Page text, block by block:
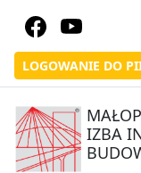
LOGOWANIE DO
IZBA